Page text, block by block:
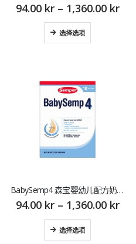
94.00 kr– 1,360.00 kr
选择选项
BabySemp4 森宝婴幼儿配方奶粉（18月龄+）新四段
94.00 kr– 1,360.00 kr
选择选项